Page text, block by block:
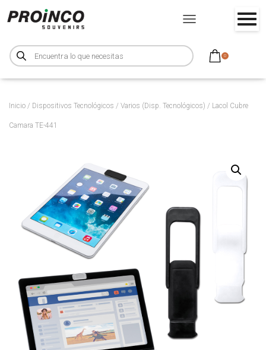
B
ú
s
u
d
r
0
CAMBIAR MODO DE
Inicio / Dispositivos Tecnológicos / Varios (Disp. Tecnológicos) / Lacol Cubre
Camara TE-441